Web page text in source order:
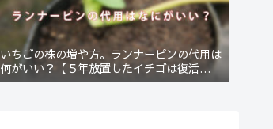
いちごの株の増や方。ランナーピンの代用は
何がいい？【５年放置したイチゴは復活する
のか？(10)】